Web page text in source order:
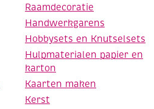
Raamdecoratie
Handwerkgarens
Hobbysets en Knutselsets
Hulpmaterialen papier en
karton
Kaarten maken
Kerst